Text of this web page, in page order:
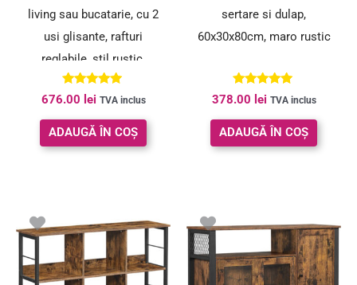
living sau bucatarie, cu 2
usi glisante, rafturi
reglabile, stil rustic,
33x100x80cm, gri
Evaluat la
5.00
din 5
676.00 lei TVA inclus
ADAUGĂ ÎN COȘ
sertare si dulap,
60x30x80cm, maro rustic
Evaluat la
5.00
din 5
378.00 lei TVA inclus
ADAUGĂ ÎN COȘ